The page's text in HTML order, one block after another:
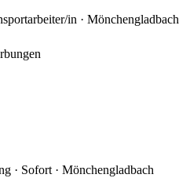
in · Mönchengladbach
· Sofort · Mönchengladbach